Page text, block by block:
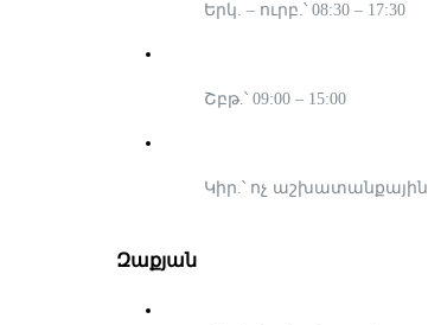
Երկ. – ուրբ.՝ 08:30 – 17:30
Շբթ.՝ 09:00 – 15:00
Կիր.՝ ոչ աշխատանքային
Զաքյան